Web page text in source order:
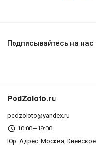
Подписывайтесь на нас
PodZoloto.ru
podzoloto@yandex.ru
10:00—19:00
Юр. Адреc: Москва, Киевское